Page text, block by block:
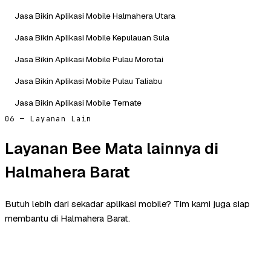
Jasa Bikin Aplikasi Mobile Halmahera Utara
Jasa Bikin Aplikasi Mobile Kepulauan Sula
Jasa Bikin Aplikasi Mobile Pulau Morotai
Jasa Bikin Aplikasi Mobile Pulau Taliabu
Jasa Bikin Aplikasi Mobile Ternate
06 — Layanan Lain
Layanan Bee Mata lainnya di
Halmahera Barat
Butuh lebih dari sekadar aplikasi mobile? Tim kami juga siap
membantu di Halmahera Barat.